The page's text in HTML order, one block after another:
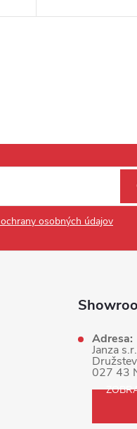
osobných údajov
Adresa:
Janza
027 43